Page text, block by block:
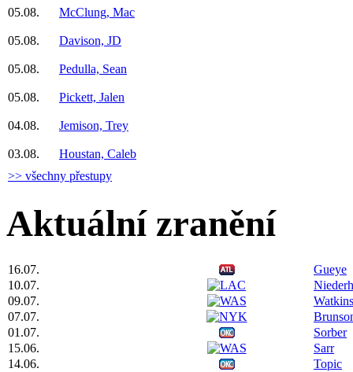
05.08. McClung, Mac
05.08. Davison, JD
05.08. Pedulla, Sean
05.08. Pickett, Jalen
04.08. Jemison, Trey
03.08.
Houstan, Caleb
>> všechny přestupy
Aktuální zranění
16.07.
Gueye
10.07.
09.07.
Watkins
07.07.
01.07.
Sorber
15.06.
Sarr
14.06.
Topic